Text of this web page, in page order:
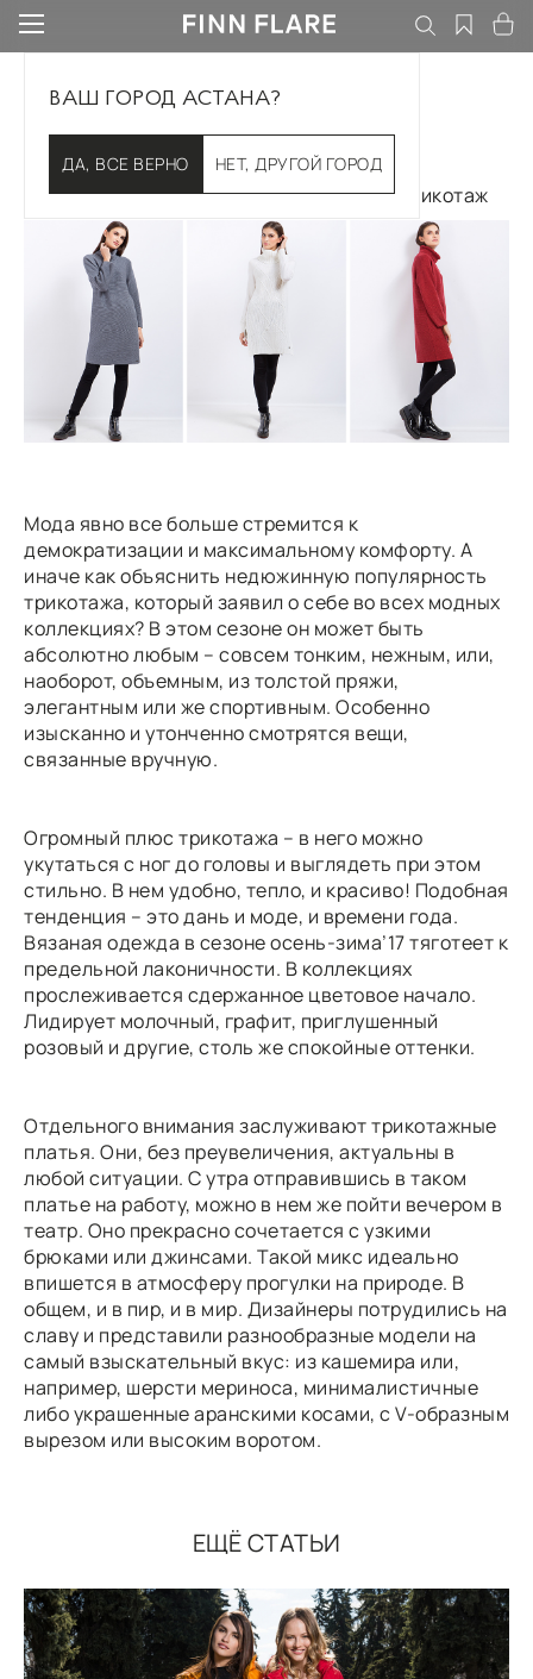
ВАШ ГОРОД АСТАНА?
ДА, ВСЕ ВЕРНО НЕТ, ДРУГОЙ ГОРОД
Уже теплее
Обращаем пристальное внимание на трикотаж
Мода явно все больше стремится к
демократизации и максимальному комфорту. А
иначе как объяснить недюжинную популярность
трикотажа, который заявил о себе во всех модных
коллекциях? В этом сезоне он может быть
абсолютно любым – совсем тонким, нежным, или,
наоборот, объемным, из толстой пряжи,
элегантным или же спортивным. Особенно
изысканно и утонченно смотрятся вещи,
связанные вручную.
Огромный плюс трикотажа – в него можно
укутаться с ног до головы и выглядеть при этом
стильно. В нем удобно, тепло, и красиво! Подобная
тенденция – это дань и моде, и времени года.
Вязаная одежда в сезоне осень-зима’17 тяготеет к
предельной лаконичности. В коллекциях
прослеживается сдержанное цветовое начало.
Лидирует молочный, графит, приглушенный
розовый и другие, столь же спокойные оттенки.
Отдельного внимания заслуживают трикотажные
платья. Они, без преувеличения, актуальны в
любой ситуации. С утра отправившись в таком
платье на работу, можно в нем же пойти вечером в
театр. Оно прекрасно сочетается с узкими
брюками или джинсами. Такой микс идеально
впишется в атмосферу прогулки на природе. В
общем, и в пир, и в мир. Дизайнеры потрудились на
славу и представили разнообразные модели на
самый взыскательный вкус: из кашемира или,
например, шерсти мериноса, минималистичные
либо украшенные аранскими косами, с V-образным
вырезом или высоким воротом.
ЕЩЁ СТАТЬИ